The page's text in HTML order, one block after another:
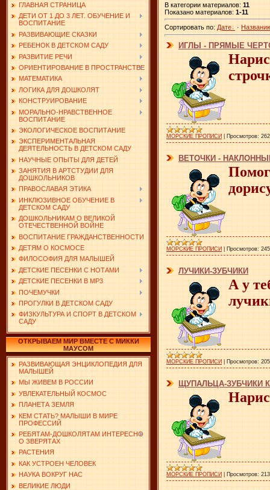
ГЛАВНАЯ СТРАНИЦА
ДЕТИ ОТ 1 ДО 3 ЛЕТ. ОБУЧЕНИЕ И
ВОСПИТАНИЕ
РАЗВИВАЮЩИЕ СКАЗКИ
РЕБЕНОК В ДЕТСКОМ САДУ
РАЗВИТИЕ РЕЧИ
ОРИЕНТИРОВАНИЕ В ПРОСТРАНСТВЕ
МАТЕМАТИКА
ЛОГИКА ДЛЯ ДОШКОЛЯТ
КОНСТРУИРОВАНИЕ
МОРАЛЬНО-НРАВСТВЕННОЕ
ВОСПИТАНИЕ
ЭКОЛОГИЧЕСКОЕ ВОСПИТАНИЕ
ЭКСПЕРИМЕНТАЛЬНАЯ
ДЕЯТЕЛЬНОСТЬ В ДЕТСКОМ САДУ
НАУЧНЫЕ ОПЫТЫ ДЛЯ ДЕТЕЙ
ЗАНЯТИЯ В АРТСТУДИИ ДЛЯ
ДОШКОЛЬНИКОВ
ПРАВОСЛАВАЯ ЭТИКА
ИНКЛЮЗИВНОЕ ОБУЧЕНИЕ В
ДЕТСКОМ САДУ
ДОШКОЛЬНИКАМ О ВЕЛИКОЙ
ОТЕЧЕСТВЕННОЙ ВОЙНЕ
ВОСПИТАНИЕ ГРАЖДАНСТВЕННОСТИ
ДЕТЯМ О КОСМОСЕ
ФИЛОСОФИЯ ДЛЯ МАЛЫШЕЙ
ДЕТСКИЕ ПЕСЕНКИ С НОТАМИ
ДЕТСКИЕ ПЕСЕНКИ В MP3
ПОЧЕМУЧКИ
ПРОГУЛКИ В ДЕТСКОМ САДУ
ФИЗКУЛЬТУРА И СПОРТ В ДЕТСКОМ
САДУ
ОТКРЫВАЕМ МИР ВМЕСТЕ С МИККИ
МАУСОМ
РАЗВИВАЮЩАЯ ЭНЦИКЛОПЕДИЯ ДЛЯ
МАЛЫШЕЙ
МЫ ЖИВЕМ В РОССИИ
УВЛЕКАТЕЛЬНЫЙ КОСМОС
ПЛАНЕТА ЗЕМЛЯ
КЕМ СТАТЬ? МАЛЫШИ В МИРЕ
ПРОФЕССИЙ
РЕБЯТАМ-ДОШКОЛЯТАМ ИНТЕРЕСНО
О ЗВЕРЯТАХ
РАСТЕНИЯ
КАК УСТРОЕН ЧЕЛОВЕК
НАУКА ВОКРУГ НАС
ВЕЛИКИЕ ЛЮДИ
В категории материалов: 11
Показано материалов: 1-11
Сортировать по: Дате ·
ИГЛЫ - ПРЯМЫЕ
МОРСКИЕ ПРОПИСИ Просмотров:
ВЕТОЧКИ -
МОРСКИЕ ПРОПИСИ Просмотров:
ЛУЧИКИ-ЗУБЧИКИ
А у
МОРСКИЕ ПРОПИСИ Просмотров:
ЩУПАЛЬЦА-ЗУБЧИКИ
МОРСКИЕ ПРОПИСИ Просмотров: